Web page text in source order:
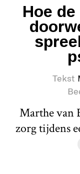
Hoe
Tekst
Marthe van
zorg tijdens